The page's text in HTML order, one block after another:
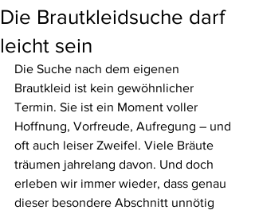
Die Brautkleidsuche darf
leicht sein
Die Suche nach dem eigenen
Brautkleid ist kein gewöhnlicher
Termin. Sie ist ein Moment voller
Hoffnung, Vorfreude, Aufregung – und
oft auch leiser Zweifel. Viele Bräute
träumen jahrelang davon. Und doch
erleben wir immer wieder, dass genau
dieser besondere Abschnitt unnötig